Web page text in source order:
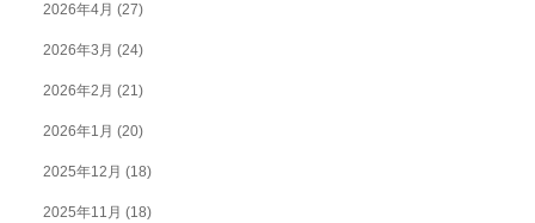
2026年4月 (27)
2026年3月 (24)
2026年2月 (21)
2026年1月 (20)
2025年12月 (18)
2025年11月 (18)